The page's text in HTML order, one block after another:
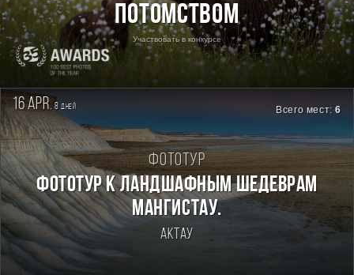
потомством
Участвовать в конкурсе
16 apr. 8дней Всего мест:6
Фототур
Фототур к ландшафным шедеврам
Мангистау.
Актау